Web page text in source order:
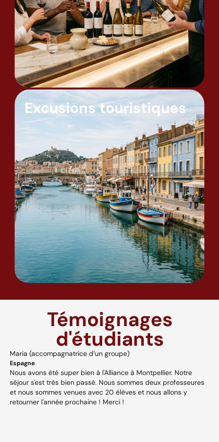
Excusions touristiques
Témoignages
d'étudiants
Maria (accompagnatrice d’un groupe)
Espagne
Nous avons été super bien à l'Alliance à Montpellier. Notre
séjour s'est très bien passé. Nous sommes deux professeures
et nous sommes venues avec 20 élèves et nous allons y
retourner l'année prochaine ! Merci !